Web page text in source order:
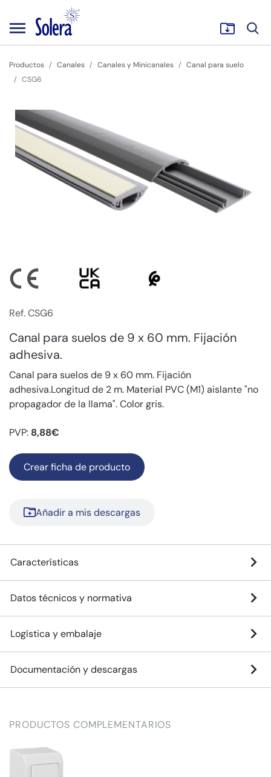
Productos Canales Canales y Minicanales
Canal para suelo
CSG6
Ref. CSG6
Canal para suelos de 9 x 60 mm. Fijación
adhesiva.
Canal para suelos de 9 x 60 mm. Fijación
adhesiva.Longitud de 2 m. Material PVC (M1) aislante "no
propagador de la llama". Color gris.
PVP: 8,88€
Crear ficha de producto
Añadir a mis descargas
Características
Datos técnicos y normativa
Logística y embalaje
Documentación y descargas
PRODUCTOS COMPLEMENTARIOS